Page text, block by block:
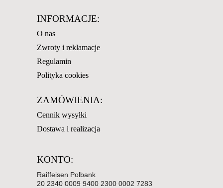
INFORMACJE:
O nas
Zwroty i reklamacje
Regulamin
Polityka cookies
ZAMÓWIENIA:
Cennik wysyłki
Dostawa i realizacja
KONTO:
Raiffeisen Polbank
20 2340 0009 9400 2300 0002 7283